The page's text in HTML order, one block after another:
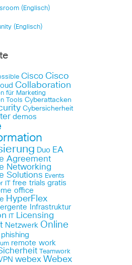
(Englisch)
(Englisch)
Cisco Cisco
Collaboration
für Marketing
Tools Cyberattacken
Cybersicherheit
demos
Duo EA
Agreement
Networking
Solutions Events
IT
free trials gratis
office
HyperFlex
Infrastruktur
Licensing
Netzwerk Online
phishing
remote work
Teamwork
webex Webex